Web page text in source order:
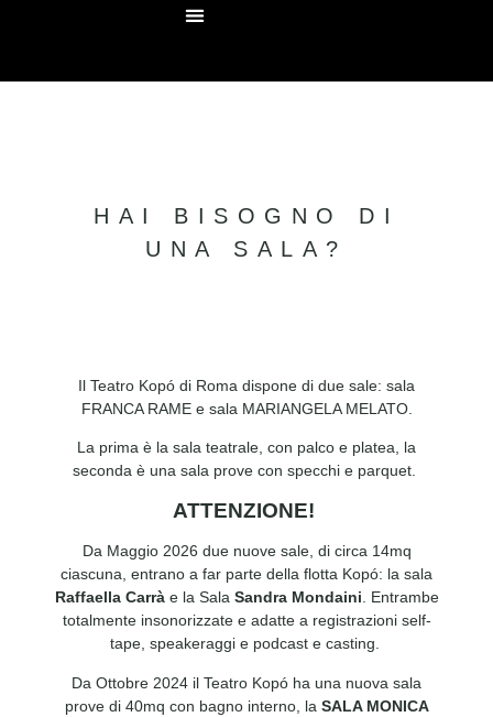
HAI BISOGNO DI
UNA SALA?
Il Teatro Kopó di Roma dispone di due sale: sala
FRANCA RAME e sala MARIANGELA MELATO.
La prima è la sala teatrale, con palco e platea, la
seconda è una sala prove con specchi e parquet.
ATTENZIONE!
Da Maggio 2026 due nuove sale, di circa 14mq
ciascuna, entrano a far parte della flotta Kopó: la sala
Raffaella Carràe la Sala Sandra Mondaini . Entrambe
totalmente insonorizzate e adatte a registrazioni self-
tape, speakeraggi e podcast e casting.
Da Ottobre 2024 il Teatro Kopó ha una nuova sala
prove di 40mq con bagno interno, la SALA MONICA